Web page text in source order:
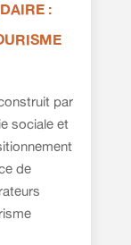
:
par
sociale et
de